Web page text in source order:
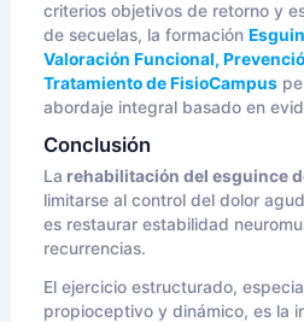
criterios objetivos de retorno y
de secuelas, la formación
Valoración Funcional,
Tratamiento de FisioCampus
abordaje integral basado en
Conclusión
La rehabilitación del esguince
limitarse al control del dolor
es restaurar estabilidad
recurrencias.
El ejercicio estructurado,
propioceptivo y dinámico, es la